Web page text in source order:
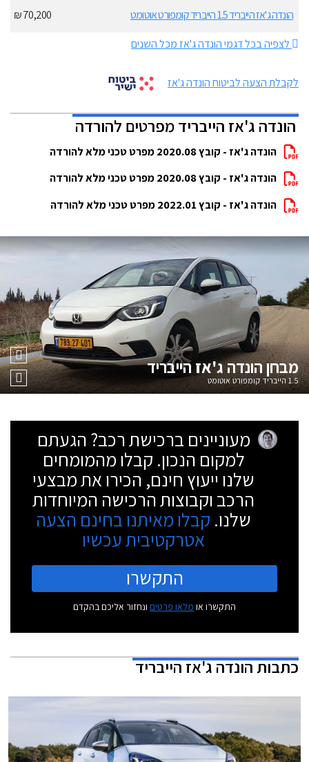
הונדה ג'אז הייבריד 1.5 הייבריד קומפורט אוטומט
70,200 ₪
לצפיה בכל דגמי הונדה ג'אז מכל השנים
לקבלת הצעה לביטוח הונדה ג'אז
הונדה ג'אז הייבריד מפרטים להורדה
הונדה ג'אז - קובץ 2020.08 מפרט טכני מלא להורדה
הונדה ג'אז - קובץ 2020.08 מפרט טכני מלא להורדה
הונדה ג'אז - קובץ 2022.01 מפרט טכני מלא להורדה
מבחןהונדה ג'אז הייבריד
1.5 הייבריד קומפורט אוטומט
מעוניינים ברכישת רכב? הגעתם
למקום הנכון. קבלו מהמומחים
שלנו ייעוץ חינם, הכירו את מבצעי
הרכב וקבוצות הרכישה המיוחדות
שלנו. קבלו מאיתנו בחינם הצעה
אטרקטיבית עכשיו
התקשרו
התקשרו או מלאו פרטים ונחזור אליכם בהקדם
כתבותהונדה ג'אז הייבריד